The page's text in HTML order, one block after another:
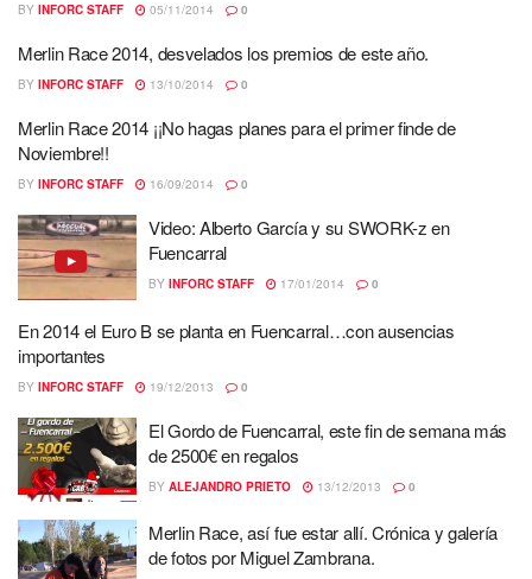
BY INFORC STAFF 05/11/2014 0
Merlin Race 2014, desvelados los premios de este año.
BY INFORC STAFF 13/10/2014 0
Merlin Race 2014 ¡¡No hagas planes para el primer finde de
Noviembre!!
BY INFORC STAFF 16/09/2014 0
Video: Alberto García y su SWORK-z en
Fuencarral
BY INFORC STAFF 17/01/2014 0
En 2014 el Euro B se planta en Fuencarral…con ausencias
importantes
BY INFORC STAFF 19/12/2013 0
El Gordo de Fuencarral, este fin de semana más
de 2500€ en regalos
BY ALEJANDRO PRIETO 13/12/2013 0
Merlin Race, así fue estar allí. Crónica y galería
de fotos por Miguel Zambrana.